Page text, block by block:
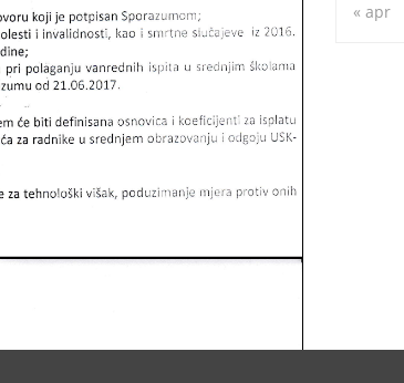
« apr